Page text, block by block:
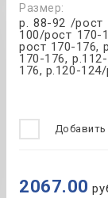
Размер:
р. 88-92 /рост
100/рост 170-
рост 170-176,
170-176,
176, р.120-
2067.00